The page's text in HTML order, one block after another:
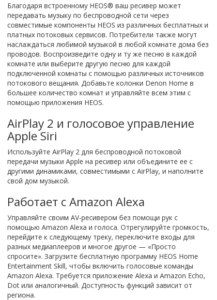
Благодаря встроенному HEOS® ваш ресивер может
передавать музыку по беспроводной сети через
совместимые компоненты HEOS из различных бесплатных и
платных потоковых сервисов. Потребители также могут
наслаждаться любимой музыкой в любой комнате дома без
проводов. Воспроизведите одну и ту же песню в каждой
комнате или выберите другую песню для каждой
подключенной комнаты с помощью различных источников
потокового вещания. Добавьте колонки Denon Home в
большее количество комнат и управляйте всем этим с
помощью приложения HEOS.
AirPlay 2 и голосовое управление
Apple Siri
Используйте AirPlay 2 для беспроводной потоковой
передачи музыки Apple на ресивер или объедините ее с
другими динамиками, совместимыми с AirPlay, и наполните
свой дом музыкой.
Работает с Amazon Alexa
Управляйте своим AV-ресивером без помощи рук с
помощью Amazon Alexa и голоса. Отрегулируйте громкость,
перейдите к следующему треку, переключите входы для
разных медиаплееров и многое другое — «Просто
спросите». Загрузите бесплатную программу HEOS Home
Entertainment Skill, чтобы включить голосовые команды
Amazon Alexa. Требуется приложение Alexa и Amazon Echo,
Dot или аналогичный. Доступность функций зависит от
региона.